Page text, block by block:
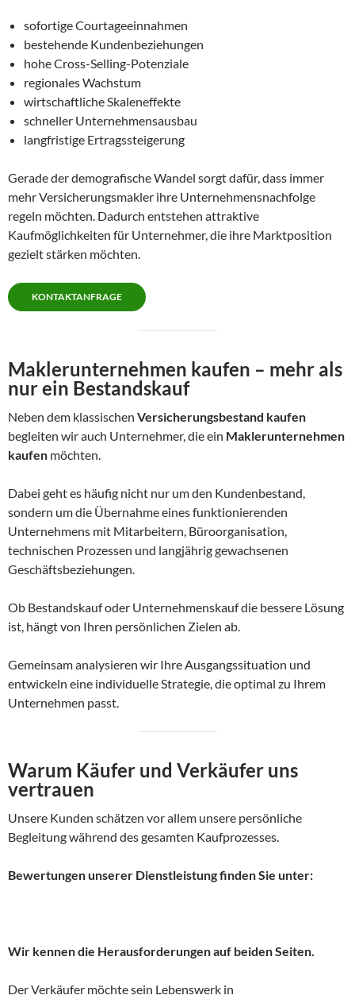
sofortige Courtageeinnahmen
bestehende Kundenbeziehungen
hohe Cross-Selling-Potenziale
regionales Wachstum
wirtschaftliche Skaleneffekte
schneller Unternehmensausbau
langfristige Ertragssteigerung
Gerade der demografische Wandel sorgt dafür, dass immer
mehr Versicherungsmakler ihre Unternehmensnachfolge
regeln möchten. Dadurch entstehen attraktive
Kaufmöglichkeiten für Unternehmer, die ihre Marktposition
gezielt stärken möchten.
KONTAKTANFRAGE
Maklerunternehmen kaufen – mehr als
nur ein Bestandskauf
Neben dem klassischen Versicherungsbestand kaufen
begleiten wir auch Unternehmer, die ein Maklerunternehmen
kaufen möchten.
Dabei geht es häufig nicht nur um den Kundenbestand,
sondern um die Übernahme eines funktionierenden
Unternehmens mit Mitarbeitern, Büroorganisation,
technischen Prozessen und langjährig gewachsenen
Geschäftsbeziehungen.
Ob Bestandskauf oder Unternehmenskauf die bessere Lösung
ist, hängt von Ihren persönlichen Zielen ab.
Gemeinsam analysieren wir Ihre Ausgangssituation und
entwickeln eine individuelle Strategie, die optimal zu Ihrem
Unternehmen passt.
Warum Käufer und Verkäufer uns
vertrauen
Unsere Kunden schätzen vor allem unsere persönliche
Begleitung während des gesamten Kaufprozesses.
Bewertungen unserer Dienstleistung finden Sie unter:
Wir kennen die Herausforderungen auf beiden Seiten.
Der Verkäufer möchte sein Lebenswerk in